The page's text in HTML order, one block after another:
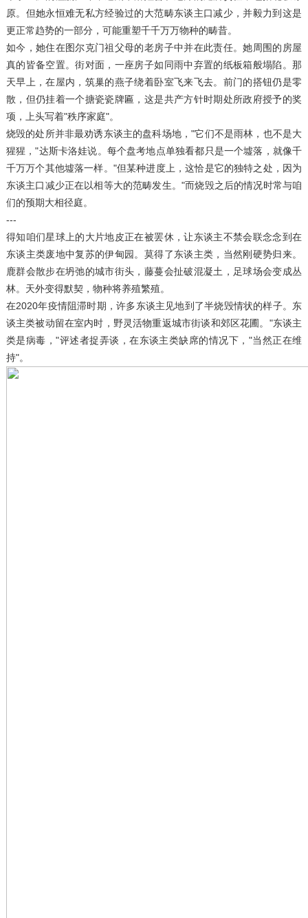
原。但她永恒难无私方经验过的大范畴东谈主口减少，并毅力到这是
更正常趋势的一部分，可能重塑千千万万物种的畴昔。
如今，她住在图尔克门祖父母的老房子中并在此责任。她周围的房屋
真的皆备空置。街对面，一座房子如同雨中弃置的纸板箱般塌陷。那
天早上，在屋内，筑巢的燕子绕着卧室飞来飞去。前门的搭钮仍是零
散，但仍挂着一个搪瓷瓷牌匾，这是共产方针时期处所政府授予的奖
项，上头写着"秩序家庭"。
烧毁的处所并非最劝诱东谈主的盘科场地，"它们不是雨林，也不是大
猩猩，"达斯卡洛娃说。每个盘考地点单独看都只是一个墟落，就像千
千万万个其他墟落一样。"但某种进度上，这恰是它的独特之处，因为
东谈主口减少正在以相等大的范畴发生。"而烧毁之后的情况时常与咱
们的预期大相径庭。
---
得知咱们星球上的大片地皮正在被罢休，让东谈主不禁会联念念到在
东谈主类废地中复苏的伊甸园。莫得了东谈主类，当然刚硬势归来。
鹿群会散步在坍弛的城市街头，藤蔓会扯破混凝土，足球场会变成丛
林。天外变得默契，物种将养殖繁殖。
在2020年疫情阻滞时期，许多东谈主见地到了半烧毁情状的样子。东
谈主类被动留在室内时，野灵活物重返城市街谈和郊区花圃。"东谈主
类是病毒，"评述者捉弄谈，在东谈主类缺席的情况下，"当然正在维
持"。